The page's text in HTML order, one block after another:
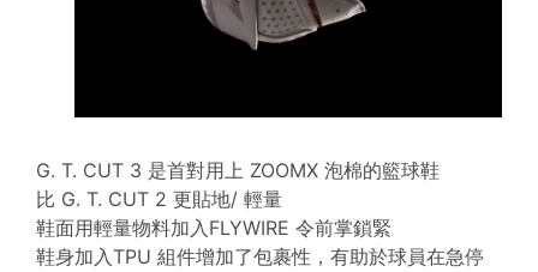
G. T. CUT 3 是首對用上 ZOOMX 泡棉的籃球鞋
比 G. T. CUT 2 更貼地/ 輕量
鞋面用輕量物料加入FLYWIRE 令前掌鎖緊
鞋身加入TPU 組件增加了包裹性，有助於球員在急停